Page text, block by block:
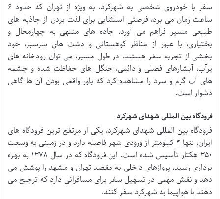
سفر با خودروی شخصی به شهرکرد، به ویژه از تهران که حدود ۶
ساعت زمان می برد، فرصتی استثنایی برای لذت بردن از جاذبه های
طبیعی مسیر فراهم می آورد. جاده های منتهی به چهارمحال و
بختیاری، با عبور از مناظر کوهستانی و دشت های سرسبز، خود
بخشی از تجربه سفر هستند. در طول مسیر، می توان رودخانه های
پرآب، آبشارهای فصلی و دائمی، جنگل های حفاظت شده و چشمه
های آب گرم و سرد را مشاهده کرد که باور واقعی بودن آن ها گاهی
دشوار است.
فرودگاه بین المللی شهدای شهرکرد
فرودگاه بین المللی شهدای شهرکرد، یکی از مرتفع ترین فرودگاه های
ایران، تنها ۴ کیلومتر از ورودی شهر فاصله دارد و در زمینی به وسعت
۳۵۰ هکتار تأسیس شده است. این فرودگاه که در سال ۱۳۷۸ به بهره
برداری رسید، پروازهای داخلی به مقصد تهران و مشهد را پوشش می
دهد و نقش مهمی در تسهیل سفر برای مسافرانی دارد که ترجیح می
دهند با هواپیما به شهرکرد سفر کنند.